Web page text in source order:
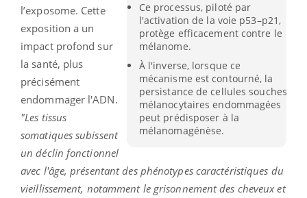
Ce processus, piloté par
l'activation de la voie p53–p21,
protège efficacement contre le
mélanome.
À l'inverse, lorsque ce
mécanisme est contourné, la
persistance de cellules souches
mélanocytaires endommagées
peut prédisposer à la
mélanomagénèse.
l’exposome. Cette
exposition a un
impact profond sur
la santé, plus
précisément
endommager l'ADN.
"Les tissus
somatiques subissent
un déclin fonctionnel
avec l'âge, présentant des phénotypes caractéristiques du
vieillissement, notamment le grisonnement des cheveux et